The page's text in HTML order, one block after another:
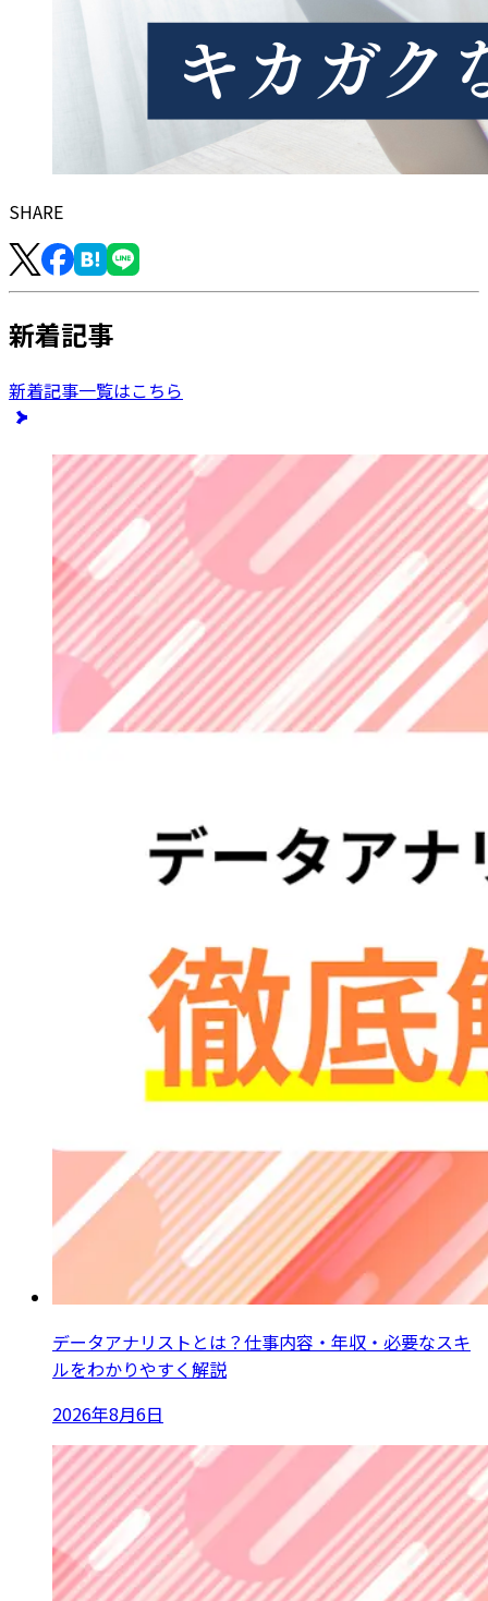
SHARE
新着記事
新着記事一覧はこちら
データアナリストとは？仕事内容・年収・必要なスキ
ルをわかりやすく解説
2026年8月6日